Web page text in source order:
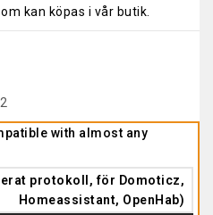
kan köpas i vår butik.
with almost any
protokoll, för Domoticz,
Homeassistant, OpenHab)